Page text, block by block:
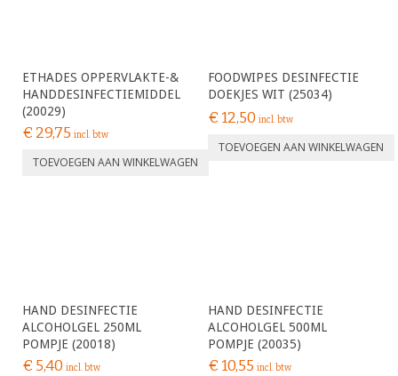
ETHADES OPPERVLAKTE-&
HANDDESINFECTIEMIDDEL
(20029)
€ 29,75 incl. btw
TOEVOEGEN AAN WINKELWAGEN
FOODWIPES DESINFECTIE
DOEKJES WIT (25034)
€12,50 incl. btw
TOEVOEGEN AAN WINKELWAGEN
HAND DESINFECTIE
ALCOHOLGEL 250ML
POMPJE (20018)
€ 5,40 incl. btw
HAND DESINFECTIE
ALCOHOLGEL 500ML
POMPJE (20035)
€10,55 incl. btw